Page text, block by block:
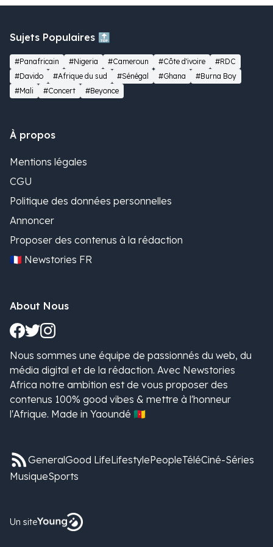
Sujets Populaires 🔝
#Panafricain #Nigeria #Cameroun #Côte d'ivoire
#RDC
#Davido
#Afrique du sud #Sénégal #Ghana
#Burna Boy
#Mali
#Concert #Beyonce
À propos
Mentions légales
CGU
Politique des données personnelles
Annoncer
Proposer des contenus à la rédaction
🇫🇷 Newstories FR
About Nous
Nous sommes une équipe de passionnés du web, du
média digital et de la rédaction. Avec Newstories
Africa notre ambition est de vous proposer des
contenus 100% good vibes & mettre à l'honneur
l'Afrique. Made in Yaoundé 🇨🇲
GeneralGood LifeLifestylePeopleTéléCiné-Séries
MusiqueSports
Un site